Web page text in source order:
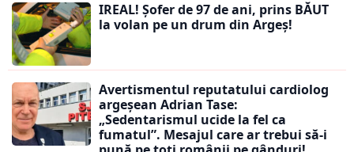
IREAL! Șofer de 97 de ani, prins BĂUT
la volan pe un drum din Argeș!
Avertismentul reputatului cardiolog
argeșean Adrian Tase:
„Sedentarismul ucide la fel ca
fumatul”. Mesajul care ar trebui să-i